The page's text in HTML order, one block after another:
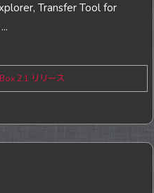
Transfer Tool for
2.1 リリース